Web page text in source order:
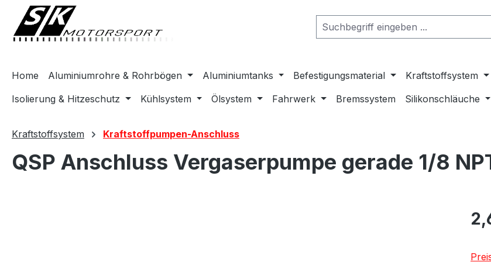
Zur Hauptnavigation springen
Home Aluminiumrohre & Rohrbögen Aluminiumtanks Befestigungsmaterial Kraftstoffsystem
Isolierung & Hitzeschutz
Kühlsystem Ölsystem Fahrwerk Bremssystem Silikonschläuche
Kraftstoffsystem Kraftstoffpumpen-Anschluss
QSP Anschluss Vergaserpumpe gerade 1/8